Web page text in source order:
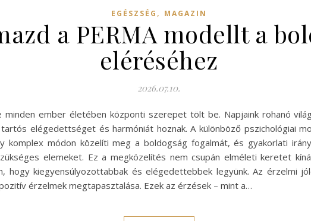
EGÉSZSÉG , MAGAZIN
a PERMA modellt a
eléréséhez
2026.07.10.
ember életében központi szerepet tölt be. Napjaink rohanó
elégedettséget és harmóniát hoznak. A különböző pszichológiai
komplex módon közelíti meg a boldogság fogalmát, és gyakorlati
elemeket. Ez a megközelítés nem csupán elméleti keretet
hogy kiegyensúlyozottabbak és elégedettebbek legyünk. Az érzelmi
érzelmek megtapasztalása. Ezek az érzések – mint a…